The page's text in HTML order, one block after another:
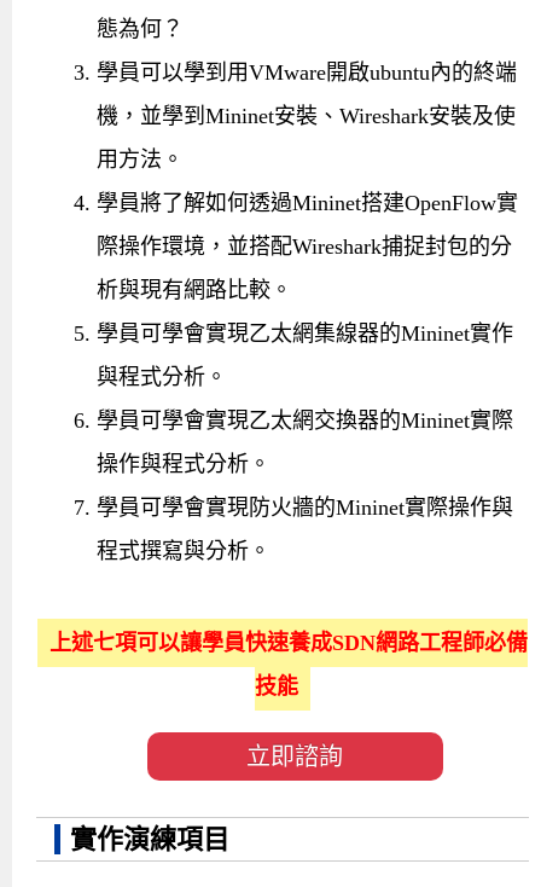
態為何？
學員可以學到用VMware開啟ubuntu內的終端
機，並學到Mininet安裝、Wireshark安裝及使
用方法。
學員將了解如何透過Mininet搭建OpenFlow實
際操作環境，並搭配Wireshark捕捉封包的分
析與現有網路比較。
學員可學會實現乙太網集線器的Mininet實作
與程式分析。
學員可學會實現乙太網交換器的Mininet實際
操作與程式分析。
學員可學會實現防火牆的Mininet實際操作與
程式撰寫與分析。
上述七項可以讓學員快速養成SDN網路工程師必備
技能
立即諮詢
實作演練項目